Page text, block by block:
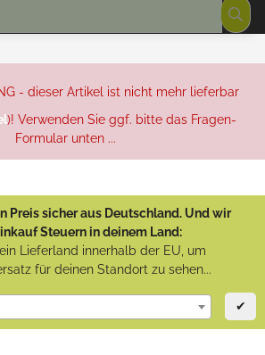
- dieser Artikel ist nicht mehr lieferbar
)! Verwenden Sie ggf. bitte das Fragen-
Formular unten ...
Preis sicher aus Deutschland. Und wir
Steuern in deinem Land:
Lieferland innerhalb der EU, um
für deinen Standort zu sehen...
✔